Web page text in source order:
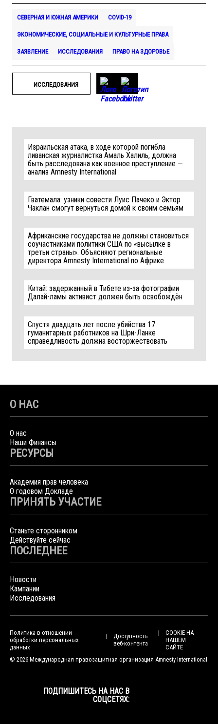
СЕВЕРНАЯ И ЮЖНАЯ АМЕРИКИ COVID-19
ЭКОНОМИЧЕСКИЕ, СОЦИАЛЬНЫЕ И КУЛЬТУРНЫЕ ПРАВА
ЗАЯВЛЕНИЕ ИССЛЕДОВАНИЯ ПРАВО НА ЗДОРОВЬЕ
ИССЛЕДОВАНИЯ
Израильская атака, в ходе которой погибла
ливанская журналистка Амаль Халиль, должна
быть расследована как военное преступление —
анализ Amnesty International
Гватемала: узники совести Луис Пачеко и Эктор
Чаклан смогут вернуться домой к своим семьям
Африканские государства не должны становиться
соучастниками политики США по «высылке в
третьи страны». Объясняют региональные
директора Amnesty International по Африке
Китай: задержанный в Тибете из-за фотографии
Далай-ламы активист должен быть освобождён
Спустя двадцать лет после убийства 17
гуманитарных работников на Шри-Ланке
справедливость должна восторжествовать
О НАС
О нас
Наши Финансы
РЕСУРСЫ
Академия прав человека
О годовом Докладе
ПРИНЯТЬ УЧАСТИЕ
Станьте сторонником
Действуйте сейчас
ПОСЛЕДНЕЕ
Новости
Кампании
Исследования
Политика в отношении
обработки персональных
данных
Доступность
веб-контента
COOKIE НА
НАШЕМ
САЙТЕ
© 2026 Международная правозащитная организация Amnesty International
ПОДПИШИТЕСЬ НА НАС В
СОЦСЕТЯХ: